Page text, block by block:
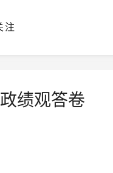
注
绩观答卷